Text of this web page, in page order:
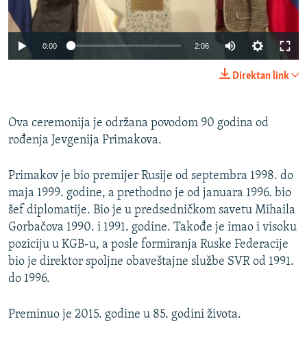
0:00 2:06
Direktan link
Ova ceremonija je održana povodom 90 godina od
rođenja Jevgenija Primakova.
Primakov je bio premijer Rusije od septembra 1998. do
maja 1999. godine, a prethodno je od januara 1996. bio
šef diplomatije. Bio je u predsedničkom savetu Mihaila
Gorbačova 1990. i 1991. godine. Takođe je imao i visoku
poziciju u KGB-u, a posle formiranja Ruske Federacije
bio je direktor spoljne obaveštajne službe SVR od 1991.
do 1996.
Preminuo je 2015. godine u 85. godini života.